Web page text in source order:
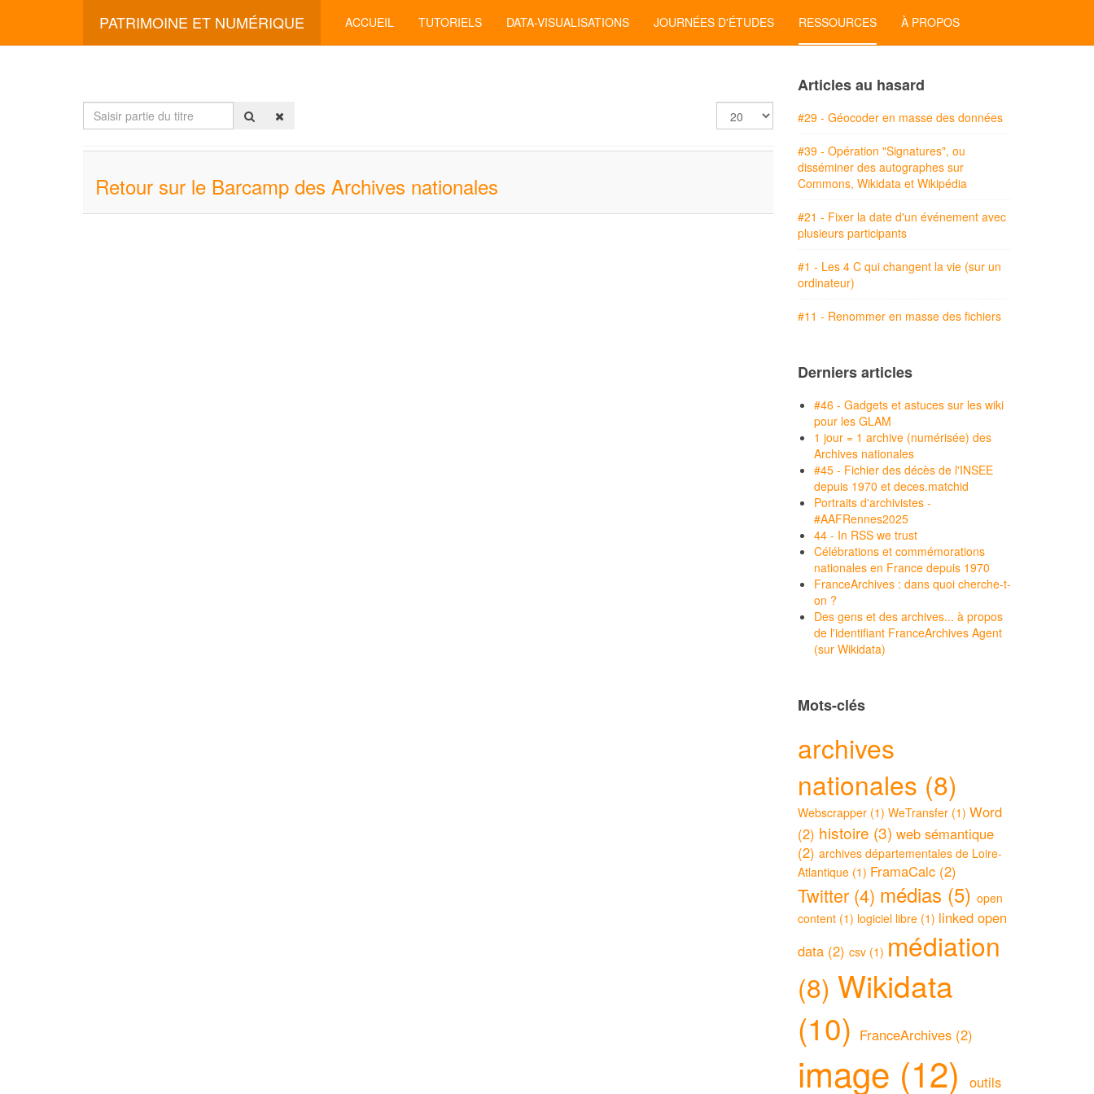
PATRIMOINE ET NUMÉRIQUE ACCUEIL TUTORIELS DATA-VISUALISATIONS JOURNÉES D'ÉTUDES RESSOURCES À PROPOS
Saisir
partie
Afficher
#
Retour sur le Barcamp des Archives nationales
Articles au hasard
#29 - Géocoder en masse des données
#39 - Opération "Signatures", ou
disséminer des autographes sur
Commons, Wikidata et Wikipédia
#21 - Fixer la date d'un événement avec
plusieurs participants
#1 - Les 4 C qui changent la vie (sur un
ordinateur)
#11 - Renommer en masse des fichiers
Derniers articles
#46 - Gadgets et astuces sur les wiki
pour les GLAM
1 jour = 1 archive (numérisée) des
Archives nationales
#45 - Fichier des décès de l'INSEE
depuis 1970 et deces.matchid
Portraits d'archivistes -
#AAFRennes2025
44 - In RSS we trust
Célébrations et commémorations
nationales en France depuis 1970
FranceArchives : dans quoi cherche-t-
on ?
Des gens et des archives... à propos
de l'identifiant FranceArchives Agent
(sur Wikidata)
Mots-clés
archives
nationales (8)
Webscrapper (1) WeTransfer (1) Word
(2) histoire (3) web sémantique
(2) archives départementales de Loire-
Atlantique (1) FramaCalc (2)
Twitter (4) médias (5) open
content (1) logiciel libre (1) linked open
data (2) csv (1) médiation
(8) Wikidata
(10) FranceArchives (2)
image (12) outils